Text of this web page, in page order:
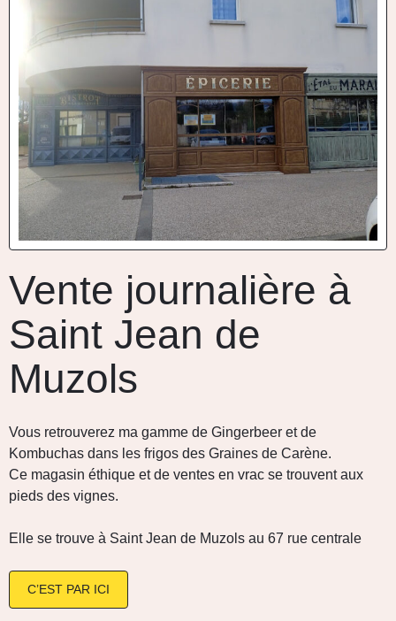
Vente journalière à
Saint Jean de
Muzols
Vous retrouverez ma gamme de Gingerbeer et de
Kombuchas dans les frigos des Graines de Carène.
Ce magasin éthique et de ventes en vrac se trouvent aux
pieds des vignes.
Elle se trouve à Saint Jean de Muzols au 67 rue centrale
C’EST PAR ICI